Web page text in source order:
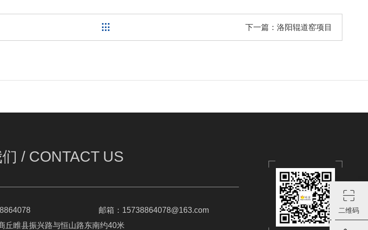
下一篇： 洛阳辊道窑项目
/ CONTACT US
邮箱：15738864078@163.com
丘睢县振兴路与恒山路东南约40米
二维码